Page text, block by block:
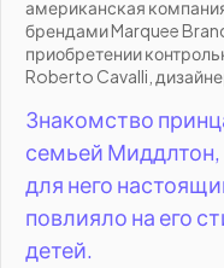
американская
брендами Marquee
приобретении
Roberto Cavalli,
Знакомство
семьей Миддлтон,
для него
повлияло на его
детей.